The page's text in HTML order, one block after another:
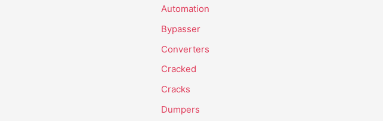
Automation
Bypasser
Converters
Cracked
Cracks
Dumpers